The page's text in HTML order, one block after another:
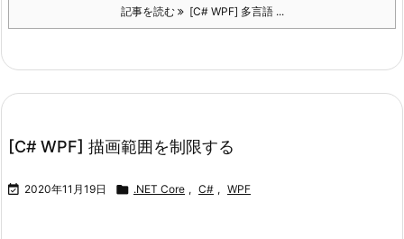
記事を読む [C# WPF] 多言語 ...
[C# WPF] 描画範囲を制限する
 2020年11月19日  .NET Core , C# , WPF